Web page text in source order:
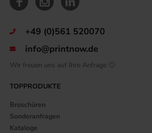
+49 (0)561 520070
info@printnow.de
Wir freuen uns auf Ihre Anfrage 🙂
TOPPRODUKTE
Broschüren
Sonderanfragen
Kataloge